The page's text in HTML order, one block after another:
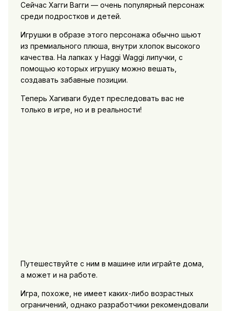
Сейчас Хагги Вагги — очень популярный персонаж
среди подростков и детей.
Игрушки в образе этого персонажа обычно шьют
из премиального плюша, внутри хлопок высокого
качества. На лапках у Haggi Waggi липучки, с
помощью которых игрушку можно вешать,
создавать забавные позиции.
Теперь Хагиваги будет преследовать вас не
только в игре, но и в реальности!
Путешествуйте с ним в машине или играйте дома,
а может и на работе.
Игра, похоже, не имеет каких-либо возрастных
ограничений, однако разработчики рекомендовали